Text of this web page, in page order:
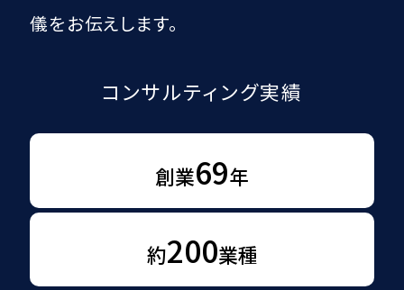
儀をお伝えします。
コンサルティング実績
創業69年
約200業種